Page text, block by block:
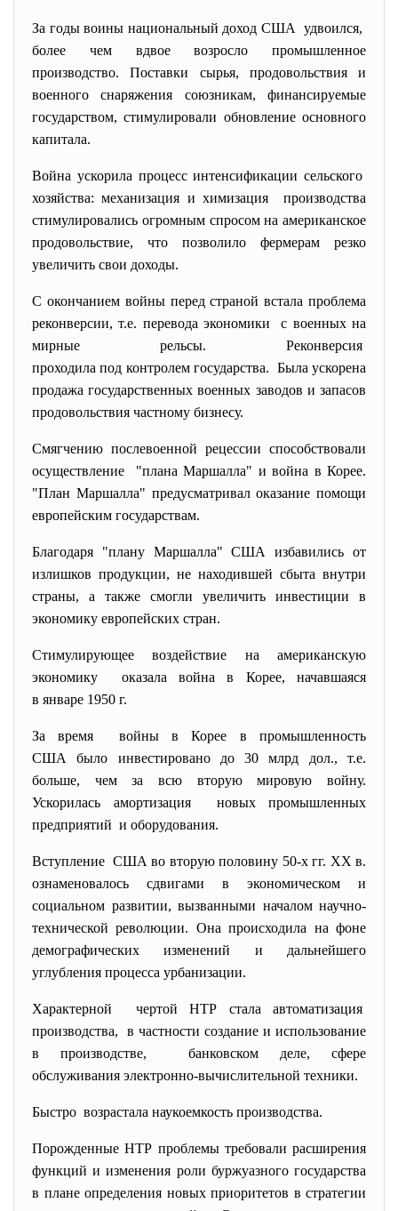
За годы воины национальный доход США удвоился,
более чем вдвое возросло промышленное
производство. Поставки сырья, продовольствия и
военного снаряжения союзникам, финансируемые
государством, стимулировали обновление основного
капитала.
Война ускорила процесс интенсификации сельского
хозяйства: механизация и химизация производства
стимулировались огромным спросом на американское
продовольствие, что позволило фермерам резко
увеличить свои доходы.
С окончанием войны перед страной встала проблема
реконверсии, т.е. перевода экономики с военных на
мирные рельсы. Реконверсия
проходила под контролем государства. Была ускорена
продажа государственных военных заводов и запасов
продовольствия частному бизнесу.
Смягчению послевоенной рецессии способствовали
осуществление "плана Маршалла" и война в Корее.
"План Маршалла" предусматривал оказание помощи
европейским государствам.
Благодаря "плану Маршалла" США избавились от
излишков продукции, не находившей сбыта внутри
страны, а также смогли увеличить инвестиции в
экономику европейских стран.
Стимулирующее воздействие на американскую
экономику оказала война в Корее, начавшаяся
в январе 1950 г.
За время войны в Корее в промышленность
США было инвестировано до 30 млрд дол., т.е.
больше, чем за всю вторую мировую войну.
Ускорилась амортизация новых промышленных
предприятий и оборудования.
Вступление США во вторую половину 50-х гг. XX в.
ознаменовалось сдвигами в экономическом и
социальном развитии, вызванными началом научно-
технической революции. Она происходила на фоне
демографических изменений и дальнейшего
углубления процесса урбанизации.
Xарактерной чертой НТР стала автоматизация
производства, в частности создание и использование
в производстве, банковском деле, сфере
обслуживания электронно-вычислительной техники.
Быстро возрастала наукоемкость производства.
Порожденные НТР проблемы требовали расширения
функций и изменения роли буржуазного государства
в плане определения новых приоритетов в стратегии